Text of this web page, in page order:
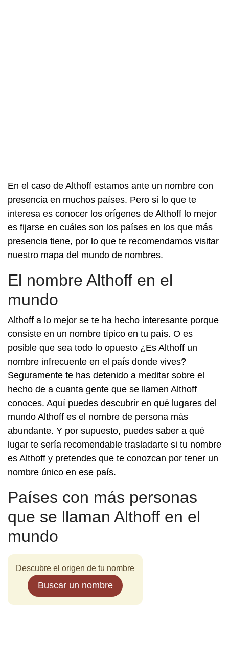
En el caso de Althoff estamos ante un nombre con
presencia en muchos países. Pero si lo que te
interesa es conocer los orígenes de Althoff lo mejor
es fijarse en cuáles son los países en los que más
presencia tiene, por lo que te recomendamos visitar
nuestro mapa del mundo de nombres.
El nombre Althoff en el
mundo
Althoff a lo mejor se te ha hecho interesante porque
consiste en un nombre típico en tu país. O es
posible que sea todo lo opuesto ¿Es Althoff un
nombre infrecuente en el país donde vives?
Seguramente te has detenido a meditar sobre el
hecho de a cuanta gente que se llamen Althoff
conoces. Aquí puedes descubrir en qué lugares del
mundo Althoff es el nombre de persona más
abundante. Y por supuesto, puedes saber a qué
lugar te sería recomendable trasladarte si tu nombre
es Althoff y pretendes que te conozcan por tener un
nombre único en ese país.
Países con más personas
que se llaman Althoff en el
mundo
Descubre el origen de tu nombre
Buscar un nombre